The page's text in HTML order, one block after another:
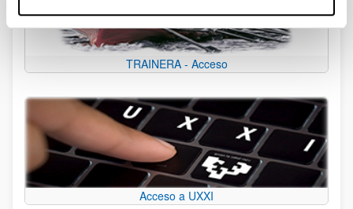
TRAINERA - Acceso
Acceso a UXXI